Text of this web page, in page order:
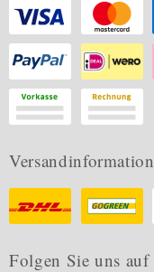
Versandinformation
Folgen Sie uns auf